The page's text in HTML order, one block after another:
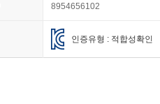
8954656102
인증유형 : 적합성확인